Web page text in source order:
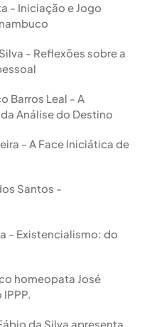
- Iniciação e Jogo
- Reflexões sobre a
Barros Leal - A
Análise do Destino
- A Face Iniciática de
Santos -
- Existencialismo: do
homeopata José
da Silva apresenta